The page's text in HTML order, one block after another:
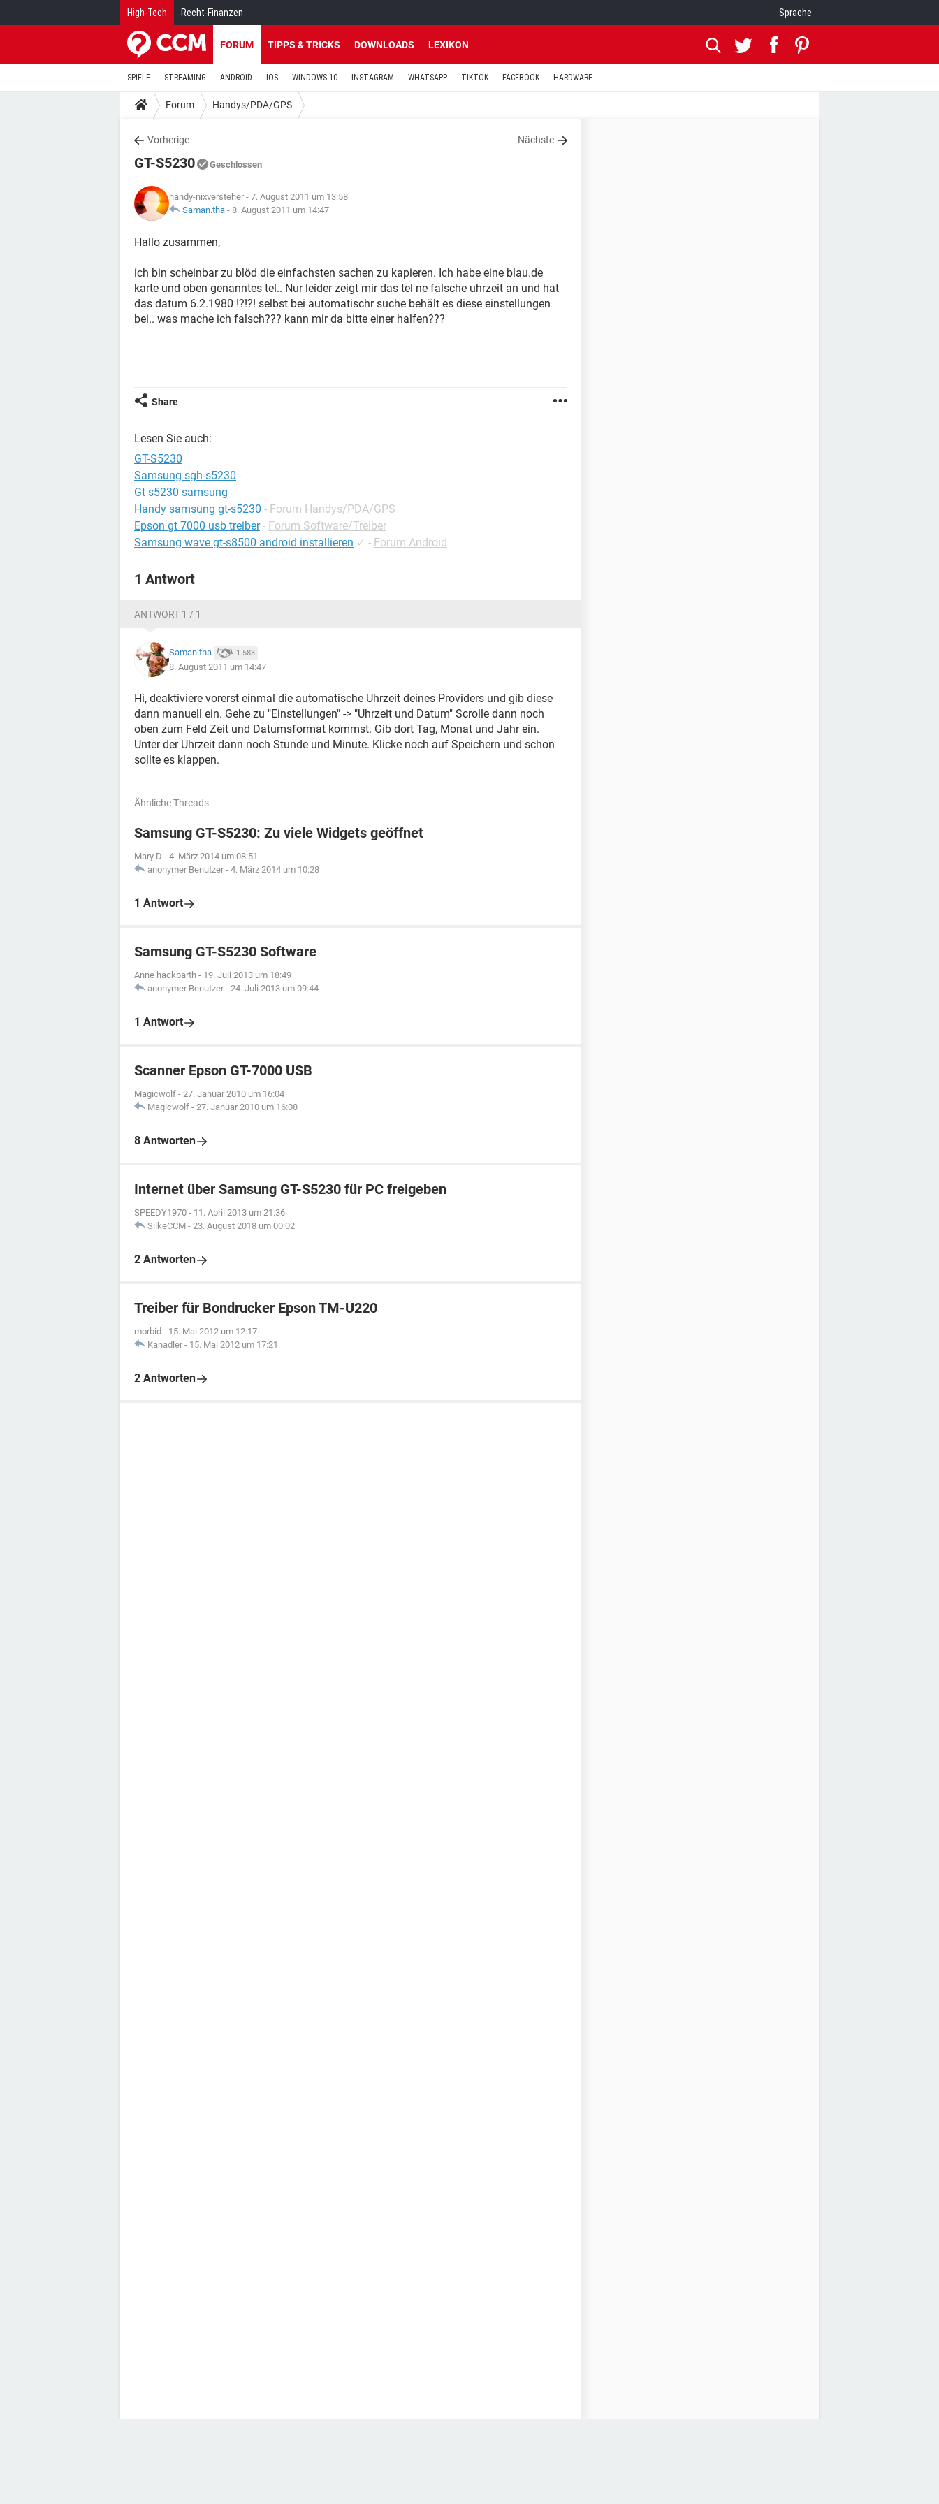
High-Tech Recht-Finanzen Sprache
FORUM TIPPS & TRICKS DOWNLOADS LEXIKON
SPIELE STREAMING ANDROID IOS WINDOWS 10 INSTAGRAM WHATSAPP TIKTOK FACEBOOK HARDWARE
Forum Handys/PDA/GPS
Vorherige Nächste
GT-S5230 Geschlossen
handy-nixversteher - 7. August 2011 um 13:58
Saman.tha - 8. August 2011 um 14:47
Hallo zusammen,
ich bin scheinbar zu blöd die einfachsten sachen zu kapieren. Ich habe eine blau.de
karte und oben genanntes tel.. Nur leider zeigt mir das tel ne falsche uhrzeit an und hat
das datum 6.2.1980 !?!?! selbst bei automatischr suche behält es diese einstellungen
bei.. was mache ich falsch??? kann mir da bitte einer halfen???
Share
Lesen Sie auch:
GT-S5230
Samsung sgh-s5230 -
Gt s5230 samsung -
Handy samsung gt-s5230 - Forum Handys/PDA/GPS
Epson gt 7000 usb treiber - Forum Software/Treiber
Samsung wave gt-s8500 android installieren ✓ - Forum Android
1 Antwort
ANTWORT 1 / 1
Saman.tha 1.583
8. August 2011 um 14:47
Hi, deaktiviere vorerst einmal die automatische Uhrzeit deines Providers und gib diese
dann manuell ein. Gehe zu "Einstellungen" -> "Uhrzeit und Datum" Scrolle dann noch
oben zum Feld Zeit und Datumsformat kommst. Gib dort Tag, Monat und Jahr ein.
Unter der Uhrzeit dann noch Stunde und Minute. Klicke noch auf Speichern und schon
sollte es klappen.
Ähnliche Threads
Samsung GT-S5230: Zu viele Widgets geöffnet
Mary D - 4. März 2014 um 08:51
anonymer Benutzer - 4. März 2014 um 10:28
1 Antwort
Samsung GT-S5230 Software
Anne hackbarth - 19. Juli 2013 um 18:49
anonymer Benutzer - 24. Juli 2013 um 09:44
1 Antwort
Scanner Epson GT-7000 USB
Magicwolf - 27. Januar 2010 um 16:04
Magicwolf - 27. Januar 2010 um 16:08
8 Antworten
Internet über Samsung GT-S5230 für PC freigeben
SPEEDY1970 - 11. April 2013 um 21:36
SilkeCCM - 23. August 2018 um 00:02
2 Antworten
Treiber für Bondrucker Epson TM-U220
morbid - 15. Mai 2012 um 12:17
Kanadler - 15. Mai 2012 um 17:21
2 Antworten